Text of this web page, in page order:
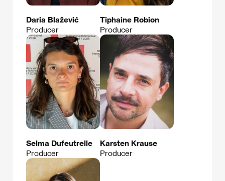
Daria Blažević
Producer
Tiphaine Robion
Producer
Selma Dufeutrelle
Producer
Karsten Krause
Producer